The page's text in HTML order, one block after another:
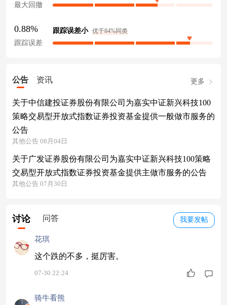
最大回撤
0.88%
跟踪误差
跟踪误差小 优于84%同类
公告 资讯 更多
关于中信建投证券股份有限公司为嘉实中证新兴科技100
策略交易型开放式指数证券投资基金提供一般做市服务的
公告
其他公告 08月04日
关于广发证券股份有限公司为嘉实中证新兴科技100策略
交易型开放式指数证券投资基金提供主做市服务的公告
其他公告 07月30日
我要发帖
讨论 问答
花琪
这个跌的不多，挺厉害。
07-30 22:24
骑牛看熊